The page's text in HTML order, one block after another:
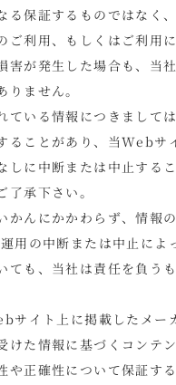
る保証するものではなく
ご利用、もしくはご利用
害が発生した場合も、当
りません。
ている情報につきまして
ることがあり、当Webサ
しに中断または中止する
了承下さい。
かんにかかわらず、情報
用の中断または中止によ
ても、当社は責任を負う
サイト上に掲載したメー
けた情報に基づくコンテ
や正確性について保証す